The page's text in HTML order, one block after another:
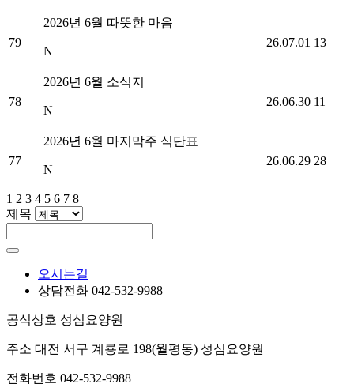
79
2026년 6월 따뜻한 마음
N
26.07.01 13
78
2026년 6월 소식지
N
26.06.30 11
77
2026년 6월 마지막주 식단표
N
26.06.29 28
1 2 3 4 5 6 7 8
제목
오시는길
상담전화 042-532-9988
공식상호 성심요양원
주소 대전 서구 계룡로 198(월평동) 성심요양원
전화번호 042-532-9988